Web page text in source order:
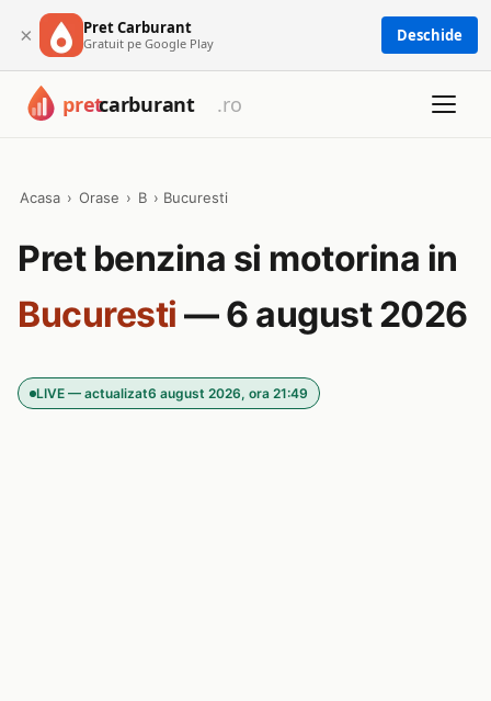
× Pret Carburant
Gratuit pe Google Play Deschide
Acasa › Orase › B › Bucuresti
Pret benzina si motorina in
Bucuresti — 6 august 2026
LIVE — actualizat6 august 2026, ora 21:49